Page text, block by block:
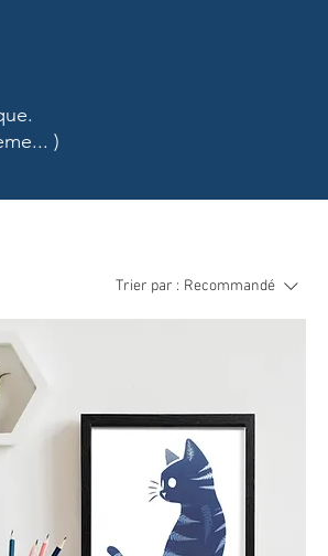
)
Trier par : Recommandé